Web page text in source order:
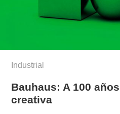
Industrial
Bauhaus: A 100
creativa